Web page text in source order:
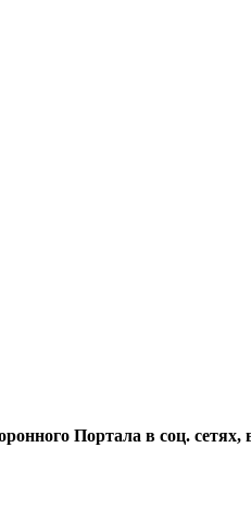
Портала в соц.